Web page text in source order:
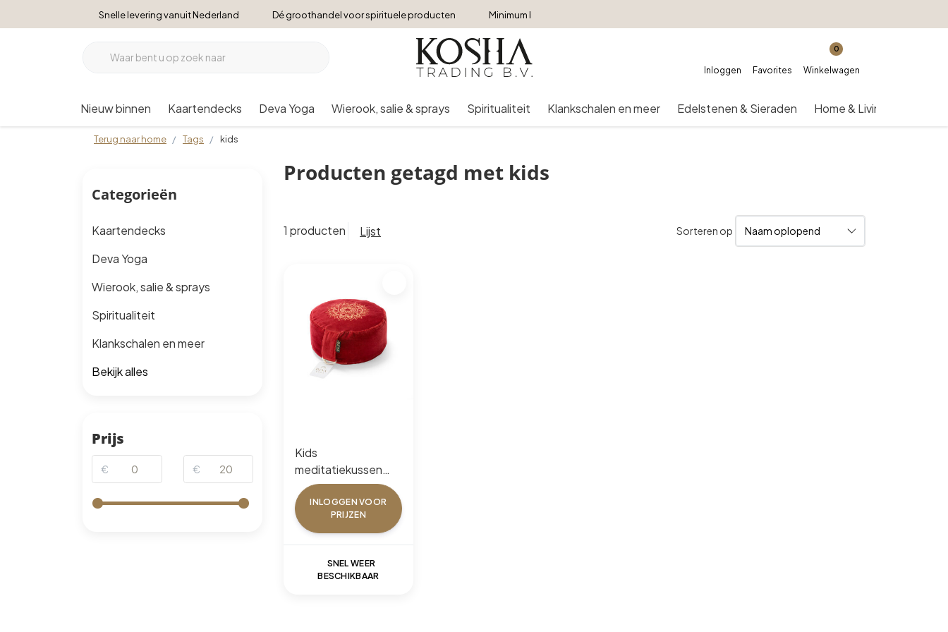
Snelle levering vanuit Nederland Dé groothandel voor spirituele producten Minimum bestelbedrag €250
Inloggen Favorites
0
Winkelwagen
Nieuw binnen Kaartendecks Deva Yoga Wierook, salie & sprays Spiritualiteit Klankschalen en meer Edelstenen & Sieraden Home & Living
Terug naar home Tags kids
Producten getagd met kids
1 producten Lijst Sorteren op
Kids
meditatiekussen
velvet - Dark Terra
Mandala
INLOGGEN VOOR
PRIJZEN
SNEL WEER
BESCHIKBAAR
Categorieën
Kaartendecks
Deva Yoga
Wierook, salie & sprays
Spiritualiteit
Klankschalen en meer
Bekijk alles
Prijs
€ €